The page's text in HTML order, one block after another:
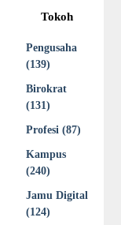
Tokoh
Pengusaha
(139)
Birokrat
(131)
Profesi (87)
Kampus
(240)
Jamu Digital
(124)